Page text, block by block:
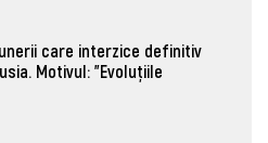
care interzice definitiv
Motivul: "Evoluțiile